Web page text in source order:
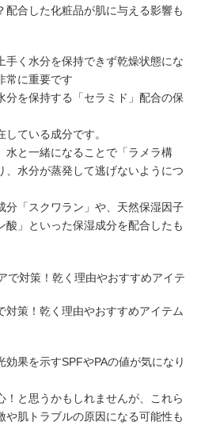
配合した化粧品が肌に与える影響も
手く水分を保持できず乾燥状態にな
常に重要です
分を保持する
「セラミド」配合の保
している成分です。
水と一緒になることで「ラメラ構
水分が蒸発して逃げないようにつ
分「スクワラン」や、天然保湿因子
酸」といった保湿成分を配合したも
対策！乾く理由やおすすめアイテム
効果を示すSPFやPAの値が気になり
！と思うかもしれませんが、これら
や肌トラブルの原因になる可能性も